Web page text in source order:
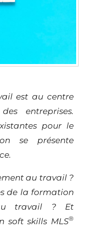
est au centre
entreprises.
pour le
se présente
au travail ?
de la formation
travail ? Et
soft skills MLS®